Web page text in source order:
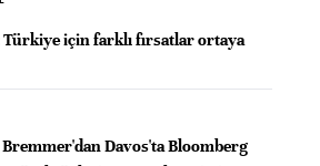
için farklı fırsatlar ortaya
Davos'ta Bloomberg